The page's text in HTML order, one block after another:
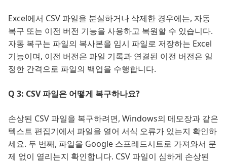
Excel에서 CSV 파일을 분실하거나 삭제한 경우에는, 자동
복구 또는 이전 버전 기능을 사용하고 복원할 수 있습니다.
자동 복구는 파일의 복사본을 임시 파일로 저장하는 Excel
기능이며, 이전 버전은 파일 기록과 연결된 이전 버전은 일
정한 간격으로 파일의 백업을 수행합니다.
Q 3: CSV 파일은 어떻게 복구하나요?
손상된 CSV 파일을 복구하려면, Windows의 메모장과 같은
텍스트 편집기에서 파일을 열어 서식 오류가 있는지 확인하
세요. 두 번째, 파일을 Google 스프레드시트로 가져와서 문
제 없이 열리는지 확인합니다. CSV 파일이 심하게 손상된